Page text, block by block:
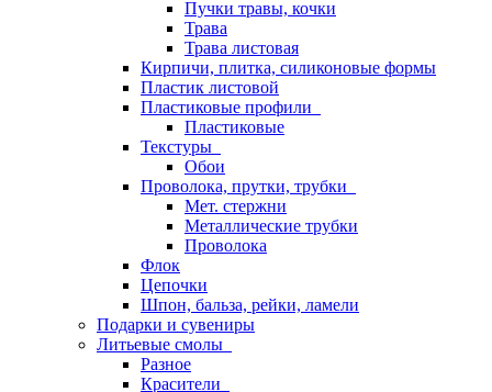
Пучки травы, кочки
Трава
Трава листовая
Кирпичи, плитка, силиконовые формы
Пластик листовой
Пластиковые профили
Пластиковые
Текстуры
Обои
Проволока, прутки, трубки
Мет. стержни
Металлические трубки
Проволока
Флок
Цепочки
Шпон, бальза, рейки, ламели
Подарки и сувениры
Литьевые смолы
Разное
Красители